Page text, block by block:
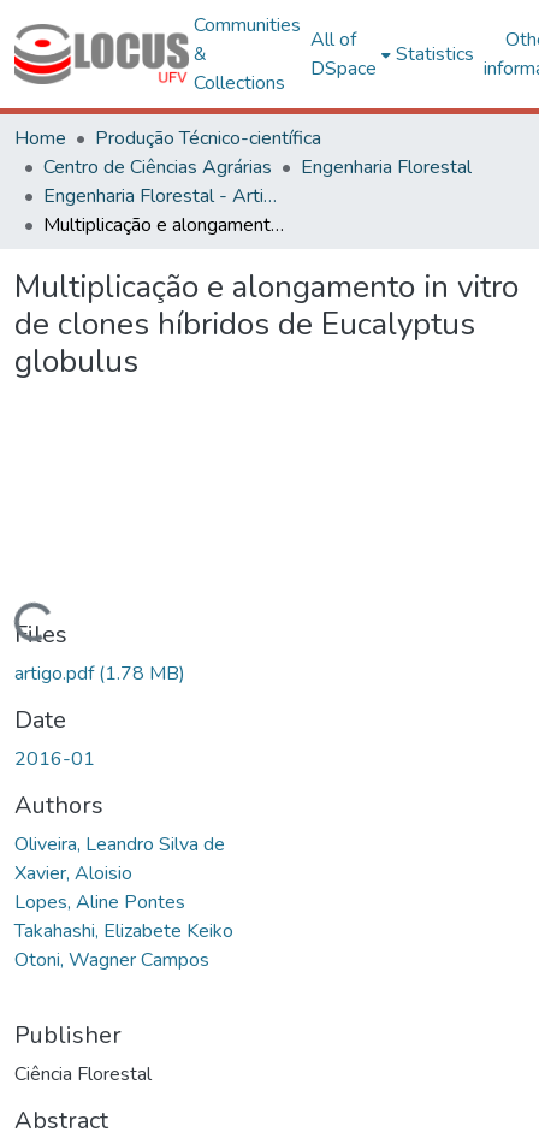
Communities
&
Collections
All of
DSpace
Statistics
Home
Produção Técnico-científica
Centro de Ciências Agrárias
Engenharia Florestal
Engenharia Florestal - Artigos
Multiplicação e alongamento in vitro de clones híbridos de Eucalyptus globulus
Multiplicação e alongamento in vitro
de clones híbridos de Eucalyptus
globulus
Files
artigo.pdf(1.78 MB)
Date
2016-01
Authors
Oliveira, Leandro Silva de
Xavier, Aloisio
Lopes, Aline Pontes
Takahashi, Elizabete Keiko
Otoni, Wagner Campos
Publisher
Ciência Florestal
Abstract